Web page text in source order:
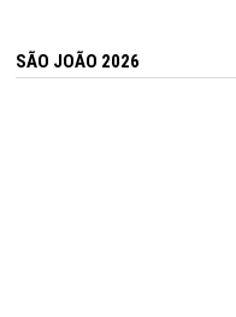
SÃO JOÃO 2026